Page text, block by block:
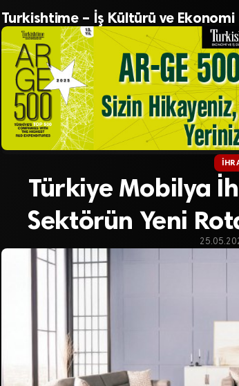
Turkishtime – İş Kültürü ve Ekonomi
Türkiye Mobilya
Sektörün Yeni